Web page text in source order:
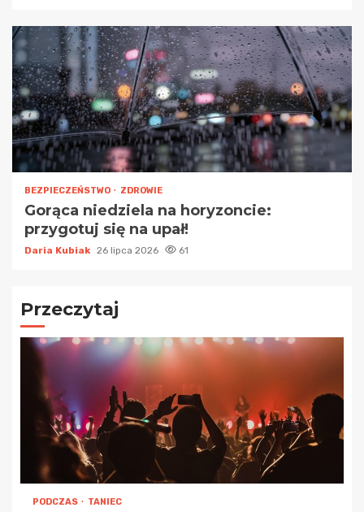
BEZPIECZEŃSTWO ZDROWIE
Gorąca niedziela na horyzoncie:
przygotuj się na upał!
Daria Kubiak 26 lipca 2026 61
Przeczytaj
PODCZAS TANIEC